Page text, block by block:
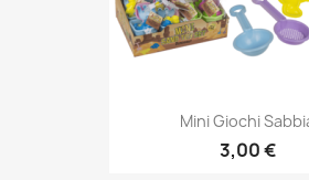
Mini Giochi
3,00 €